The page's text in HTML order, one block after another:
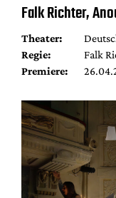
Falk Richter,
Theater:
Regie:
Falk
Premiere: